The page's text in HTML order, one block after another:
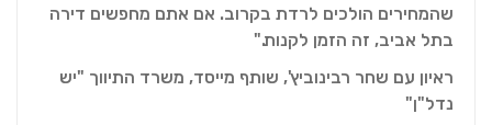
שהמחירים הולכים לרדת בקרוב. אם אתם מחפשים דירה
בתל אביב, זה הזמן לקנות."
ראיון עם שחר רבינוביץ', שותף מייסד, משרד התיווך "יש
נדל"ן"